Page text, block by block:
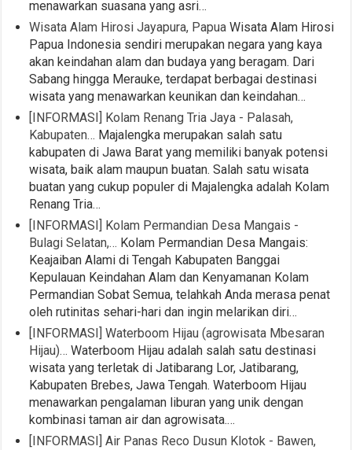
menawarkan suasana yang asri…
Wisata Alam Hirosi Jayapura, Papua Wisata Alam Hirosi
Papua Indonesia sendiri merupakan negara yang kaya
akan keindahan alam dan budaya yang beragam. Dari
Sabang hingga Merauke, terdapat berbagai destinasi
wisata yang menawarkan keunikan dan keindahan…
[INFORMASI] Kolam Renang Tria Jaya - Palasah,
Kabupaten… Majalengka merupakan salah satu
kabupaten di Jawa Barat yang memiliki banyak potensi
wisata, baik alam maupun buatan. Salah satu wisata
buatan yang cukup populer di Majalengka adalah Kolam
Renang Tria…
[INFORMASI] Kolam Permandian Desa Mangais -
Bulagi Selatan,… Kolam Permandian Desa Mangais:
Keajaiban Alami di Tengah Kabupaten Banggai
Kepulauan Keindahan Alam dan Kenyamanan Kolam
Permandian Sobat Semua, telahkah Anda merasa penat
oleh rutinitas sehari-hari dan ingin melarikan diri…
[INFORMASI] Waterboom Hijau (agrowisata Mbesaran
Hijau)… Waterboom Hijau adalah salah satu destinasi
wisata yang terletak di Jatibarang Lor, Jatibarang,
Kabupaten Brebes, Jawa Tengah. Waterboom Hijau
menawarkan pengalaman liburan yang unik dengan
kombinasi taman air dan agrowisata.…
[INFORMASI] Air Panas Reco Dusun Klotok - Bawen,